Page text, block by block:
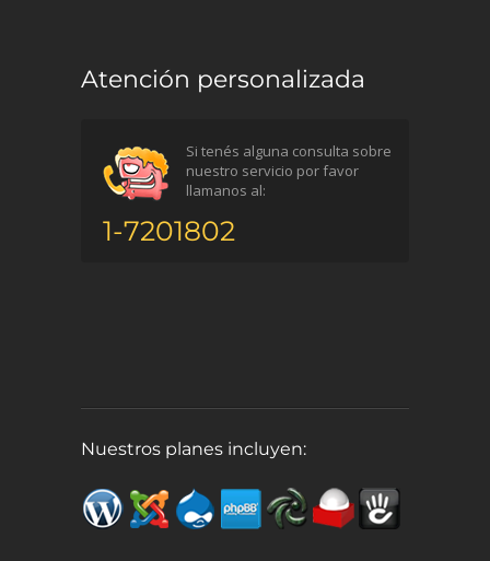
Atención personalizada
Si tenés alguna consulta sobre
nuestro servicio por favor
llamanos al:
1-7201802
Nuestros planes incluyen: